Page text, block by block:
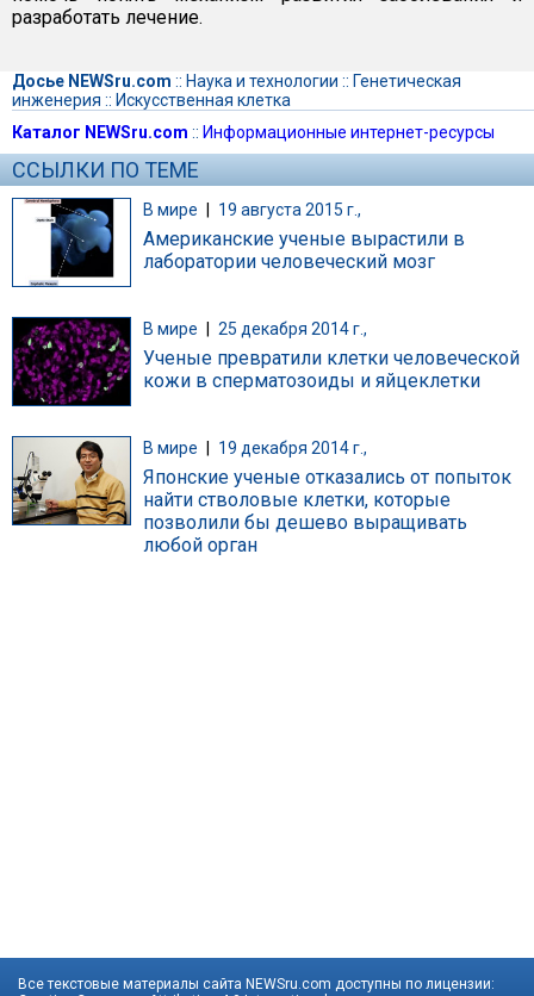
разработать лечение.
Досье NEWSru.com :: Наука и технологии :: Генетическая
инженерия :: Искусственная клетка
Каталог NEWSru.com :: Информационные интернет-ресурсы
ССЫЛКИ ПО ТЕМЕ
В мире | 19 августа 2015 г.,
Американские ученые вырастили в
лаборатории человеческий мозг
В мире 25 декабря 2014 г.,
Ученые превратили клетки человеческой
кожи в сперматозоиды и яйцеклетки
В мире 19 декабря 2014 г.,
Японские ученые отказались от попыток
найти стволовые клетки, которые
позволили бы дешево выращивать
любой орган
Все текстовые материалы сайта NEWSru.com доступны по лицензии: